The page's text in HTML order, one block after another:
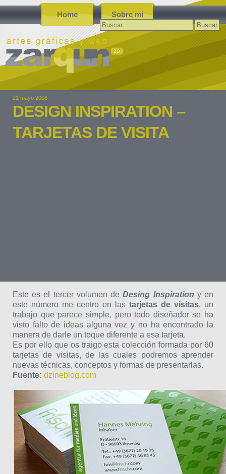
Home Sobre mi
Buscar:
21 mayo 2008
DESIGN INSPIRATION –
TARJETAS DE VISITA
Este es el tercer volumen deDesing Inspiration y en
este número me centro en las tarjetas de visitas, un
trabajo que parece simple, pero todo diseñador se ha
visto falto de ideas alguna vez y no ha encontrado la
manera de darle un toque diferente a esa tarjeta.
Es por ello que os traigo esta colección formada por 60
tarjetas de visitas, de las cuales podremos aprender
nuevas técnicas, conceptos y formas de presentarlas.
Fuente: dzineblog.com